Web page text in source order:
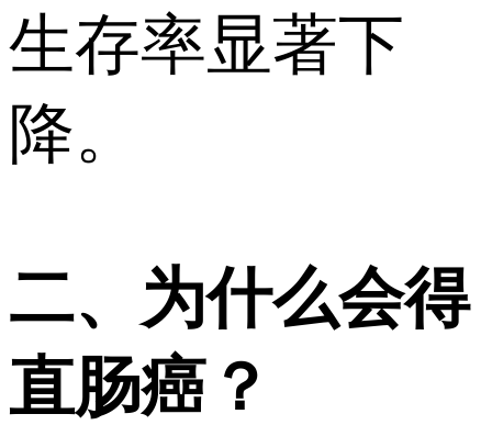
生存率显著下
降。
二、为什么会得
直肠癌？